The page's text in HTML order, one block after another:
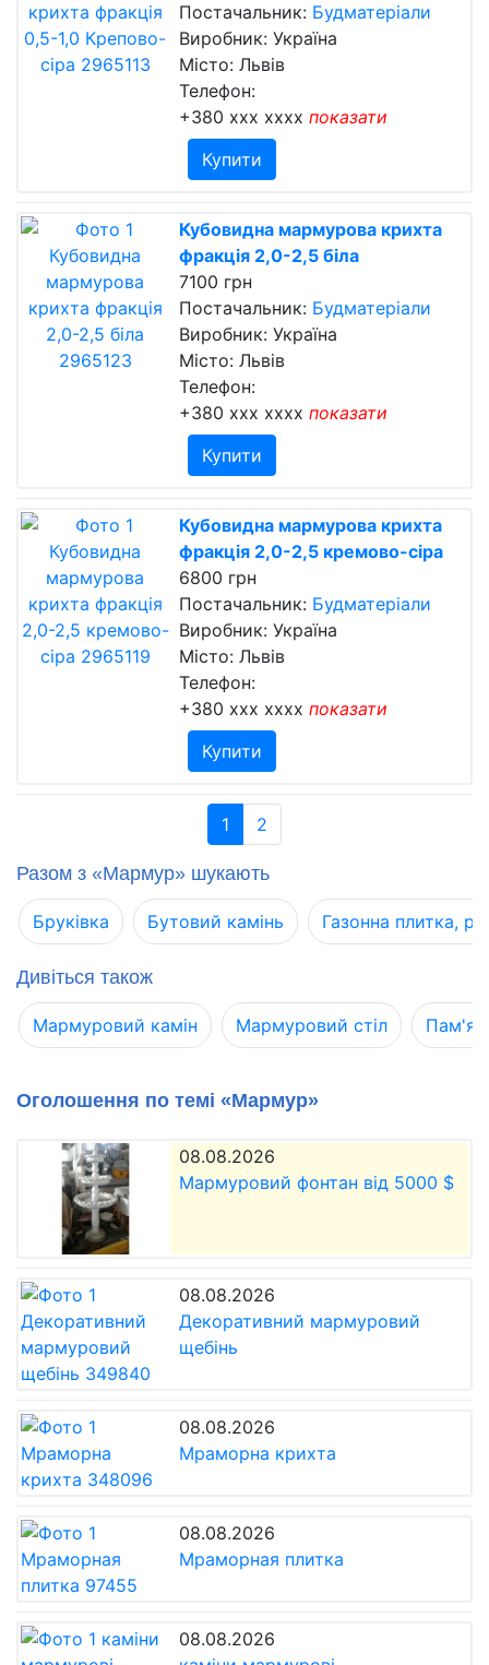
Постачальник: Будматеріали
Виробник: Україна
Місто: Львів
Телефон:
+380 xxx xxxx показати
Купити
Кубовидна мармурова крихта
фракція 2,0-2,5 біла
7100 грн
Постачальник: Будматеріали
Виробник: Україна
Місто: Львів
Телефон:
+380 xxx xxxx показати
Купити
Кубовидна мармурова крихта
фракція 2,0-2,5 кремово-сіра
6800 грн
Постачальник: Будматеріали
Виробник: Україна
Місто: Львів
Телефон:
+380 xxx xxxx показати
Купити
1 2
Разом з «Мармур» шукають
Бруківка Бутовий камінь Газонна плитка,
Дивіться також
Мармуровий камін Мармуровий стіл
Оголошення по темі «Мармур»
08.08.2026
Мармуровий фонтан від 5000 $
08.08.2026
Декоративний мармуровий
щебінь
08.08.2026
Мраморна крихта
08.08.2026
Мраморная плитка
08.08.2026